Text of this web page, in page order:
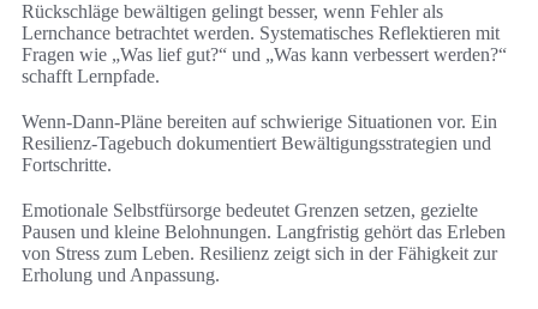
Rückschläge bewältigen gelingt besser, wenn Fehler als
Lernchance betrachtet werden. Systematisches Reflektieren mit
Fragen wie „Was lief gut?“ und „Was kann verbessert werden?“
schafft Lernpfade.
Wenn‑Dann‑Pläne bereiten auf schwierige Situationen vor. Ein
Resilienz‑Tagebuch dokumentiert Bewältigungsstrategien und
Fortschritte.
Emotionale Selbstfürsorge bedeutet Grenzen setzen, gezielte
Pausen und kleine Belohnungen. Langfristig gehört das Erleben
von Stress zum Leben. Resilienz zeigt sich in der Fähigkeit zur
Erholung und Anpassung.